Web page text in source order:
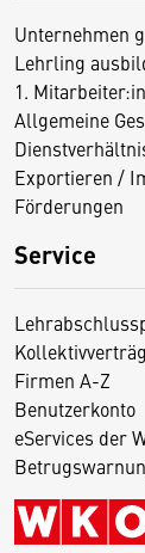
Unternehmen
Lehrling
1. Mitarbeiter:in
Allgemeine
Exportieren /
Förderungen
Service
Firmen A-Z
Benutzerkonto
eServices der